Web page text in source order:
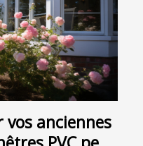
anciennes